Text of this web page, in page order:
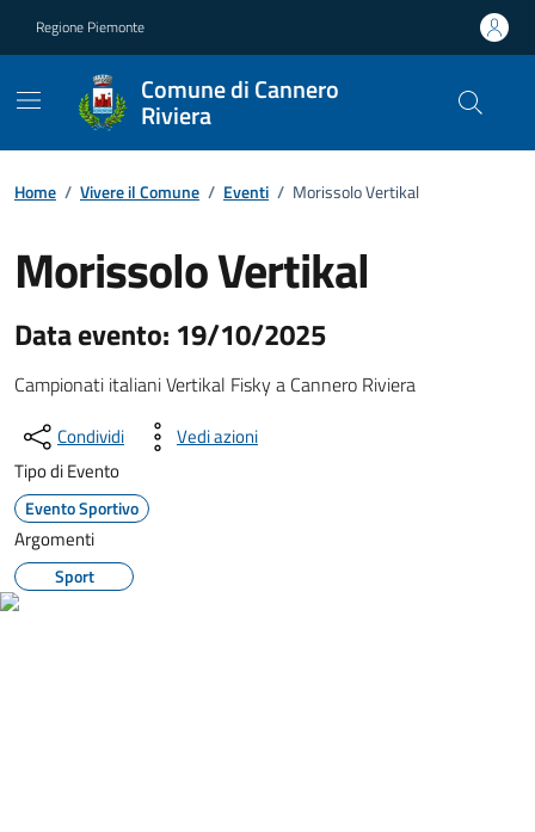
Regione Piemonte
Comune di Cannero
Riviera
Home / Vivere il Comune / Eventi / Morissolo Vertikal
Morissolo Vertikal
Data evento: 19/10/2025
Campionati italiani Vertikal Fisky a Cannero Riviera
Condividi
Vedi azioni
Tipo di Evento
Evento Sportivo
Argomenti
Sport